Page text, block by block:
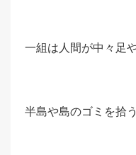
一組は人間が中々足
半島や島のゴミを拾